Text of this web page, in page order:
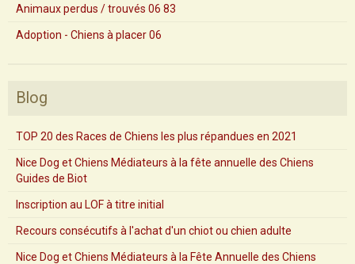
Animaux perdus / trouvés 06 83
Adoption - Chiens à placer 06
Blog
TOP 20 des Races de Chiens les plus répandues en 2021
Nice Dog et Chiens Médiateurs à la fête annuelle des Chiens
Guides de Biot
Inscription au LOF à titre initial
Recours consécutifs à l'achat d'un chiot ou chien adulte
Nice Dog et Chiens Médiateurs à la Fête Annuelle des Chiens